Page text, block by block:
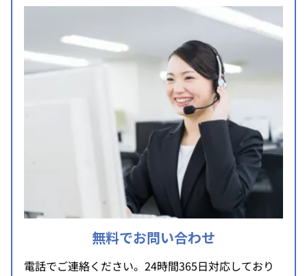
無料でお問い合わせ
電話でご連絡ください。24時間365日対応しており